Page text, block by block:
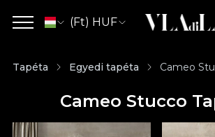
(Ft) HUF
Tapéta Egyedi tapéta Cameo
Cameo Stucco